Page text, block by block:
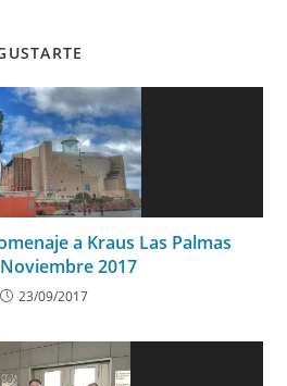
a Kraus Las Palmas
2017
23/09/2017